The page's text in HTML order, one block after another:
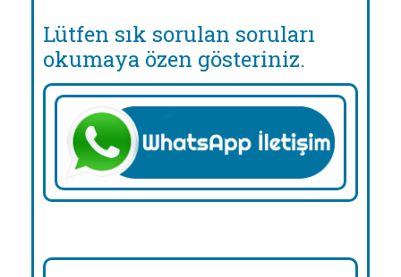
Lütfen sık sorulan soruları
okumaya özen gösteriniz.